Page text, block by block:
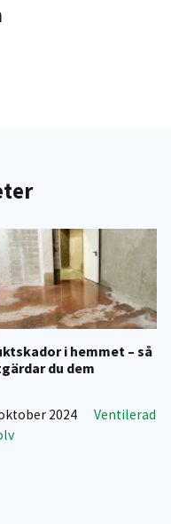
i hemmet – så
du dem
2024
Ventilerade